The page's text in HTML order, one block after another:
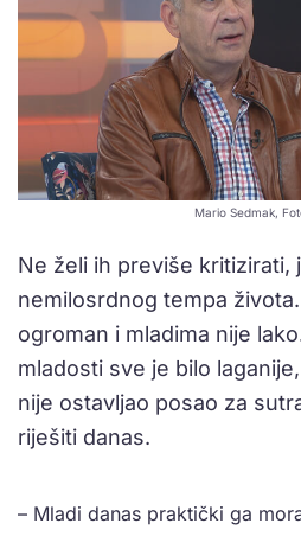
Mario Sedmak,
Ne želi ih previše kritizirati,
nemilosrdnog tempa
ogroman i mladima nije
mladosti sve je bilo
nije ostavljao posao za
riješiti danas.
– Mladi danas praktički ga